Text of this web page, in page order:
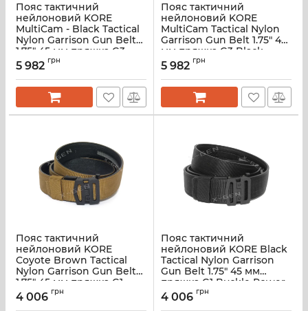
Пояс тактичний
нейлоновий KORE
MultiCam - Black Tactical
Nylon Garrison Gun Belt
1.75" 45 мм пряжка G3
Black Buckle Power-
Core™ (KR4NL45A-MCBK)
5 982 грн
Пояс тактичний
нейлоновий KORE
MultiCam Tactical Nylon
Garrison Gun Belt 1.75" 45
мм пряжка G3 Black
Buckle Power-Core™
(KR4NL45A-MCI)
5 982 грн
Пояс тактичний
нейлоновий KORE
Coyote Brown Tactical
Nylon Garrison Gun Belt
1.75" 45 мм пряжка G1
Buckle Power-Core™
(KR4NL45A-CB)
4 006 грн
Пояс тактичний
нейлоновий KORE Black
Tactical Nylon Garrison
Gun Belt 1.75" 45 мм
пряжка G1 Buckle Power-
Core™ (KR4NL45A-BK)
4 006 грн